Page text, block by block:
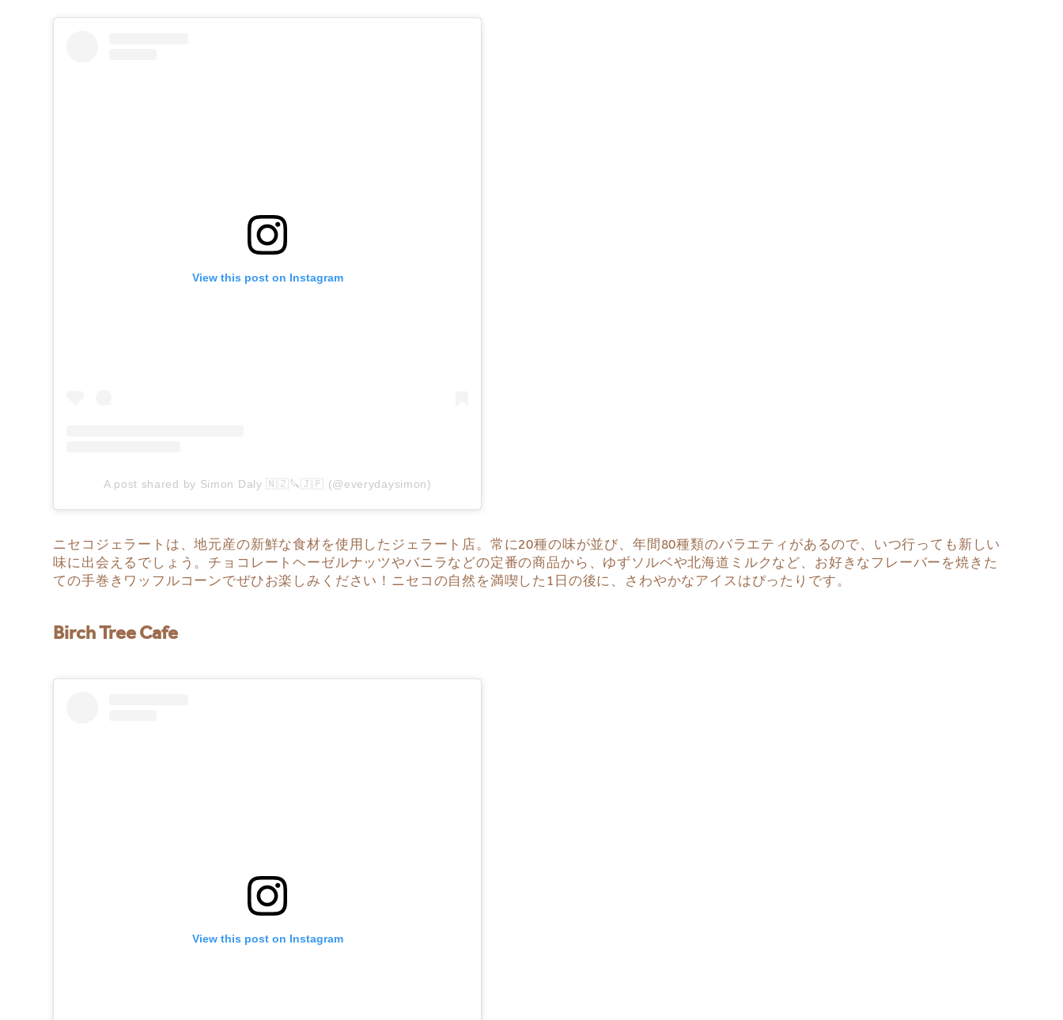
View this post on Instagram
A post shared by Simon Daly 🇳🇿🔪🇯🇵 (@everydaysimon)
ニセコジェラートは、地元産の新鮮な食材を使用したジェラート店。常に20種の味が並び、年間80種類のバラエティがあるので、いつ行っても新しい
味に出会えるでしょう。チョコレートヘーゼルナッツやバニラなどの定番の商品から、ゆずソルベや北海道ミルクなど、お好きなフレーバーを焼きた
ての手巻きワッフルコーンでぜひお楽しみください！ニセコの自然を満喫した1日の後に、さわやかなアイスはぴったりです。
Birch Tree Cafe
View this post on Instagram